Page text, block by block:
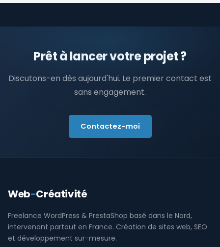
Prêt à lancer votre projet ?
Discutons-en dès aujourd'hui. Le premier contact est
sans engagement.
Contactez-moi
Web-Créativité
Freelance WordPress & PrestaShop basé dans le Nord,
intervenant partout en France. Création de sites web, SEO
et développement sur-mesure.